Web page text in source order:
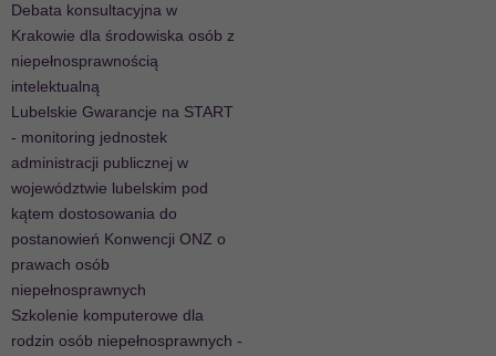
Debata konsultacyjna w
Krakowie dla środowiska osób z
niepełnosprawnością
intelektualną
Lubelskie Gwarancje na START
- monitoring jednostek
administracji publicznej w
województwie lubelskim pod
kątem dostosowania do
postanowień Konwencji ONZ o
prawach osób
niepełnosprawnych
Szkolenie komputerowe dla
rodzin osób niepełnosprawnych -